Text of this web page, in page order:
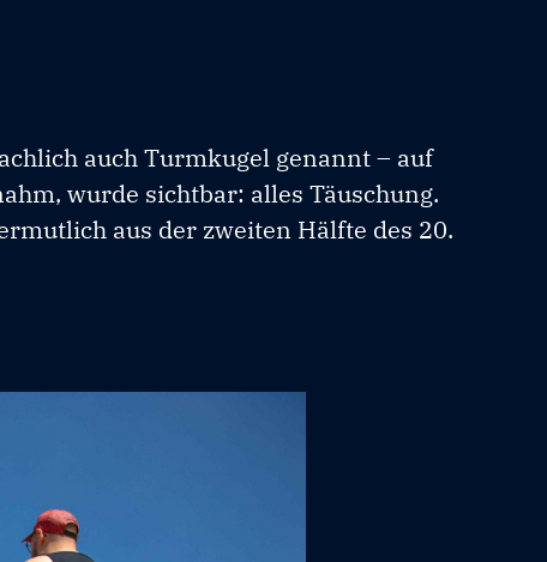
auch Turmkugel genannt – auf
wurde sichtbar: alles Täuschung.
aus der zweiten Hälfte des 20.